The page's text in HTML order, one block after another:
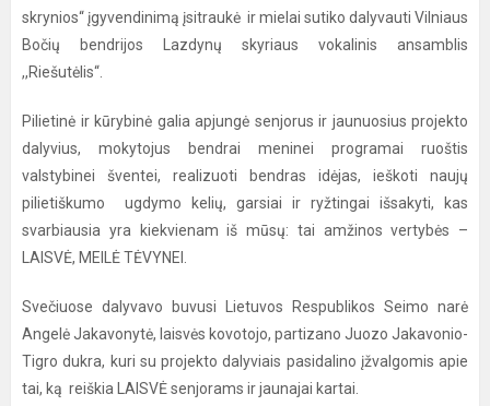
skrynios“ įgyvendinimą įsitraukė ir mielai sutiko dalyvauti Vilniaus
Bočių bendrijos Lazdynų skyriaus vokalinis ansamblis
,,Riešutėlis“.
Pilietinė ir kūrybinė galia apjungė senjorus ir jaunuosius projekto
dalyvius, mokytojus bendrai meninei programai ruoštis
valstybinei šventei, realizuoti bendras idėjas, ieškoti naujų
pilietiškumo ugdymo kelių, garsiai ir ryžtingai išsakyti, kas
svarbiausia yra kiekvienam iš mūsų: tai amžinos vertybės –
LAISVĖ, MEILĖ TĖVYNEI.
Svečiuose dalyvavo buvusi Lietuvos Respublikos Seimo narė
Angelė Jakavonytė, laisvės kovotojo, partizano Juozo Jakavonio-
Tigro dukra, kuri su projekto dalyviais pasidalino įžvalgomis apie
tai, ką reiškia LAISVĖ senjorams ir jaunajai kartai.